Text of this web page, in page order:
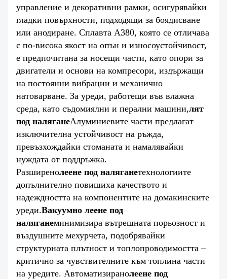
управление и декоративни рамки, осигурявайки
гладки повърхности, подходящи за боядисване
или анодиране. Сплавта A380, която се отличава
с по-висока якост на опън и износоустойчивост,
е предпочитана за носещи части, като опори за
двигатели и основи на компресори, издържащи
на постоянни вибрации и механично
натоварване. За уреди, работещи във влажна
среда, като съдомиялни и перални машини,лят
под наляганеАлуминиевите части предлагат
изключителна устойчивост на ръжда,
превъзхождайки стоманата и намалявайки
нуждата от поддръжка.
Разширенолеене под наляганетехнологиите
допълнително повишиха качеството и
надеждността на компонентите на домакинските
уреди.Вакуумно леене под
наляганеминимизира вътрешната порьозност и
въздушните мехурчета, подобрявайки
структурната плътност и топлопроводимостта –
критично за чувствителните към топлина части
на уредите. Автоматизиранолеене под